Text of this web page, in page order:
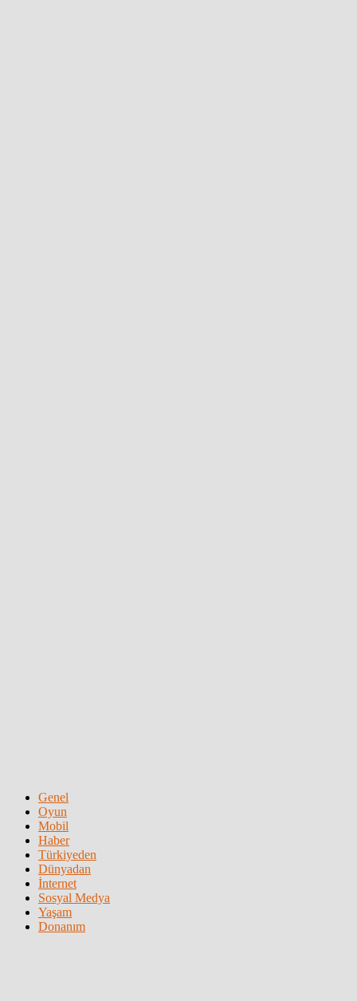
Genel
Oyun
Mobil
Haber
Türkiyeden
Dünyadan
İnternet
Sosyal Medya
Yaşam
Donanım